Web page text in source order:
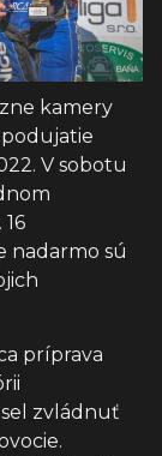
kamery
V sobotu
nadarmo sú
príprava
zvládnuť